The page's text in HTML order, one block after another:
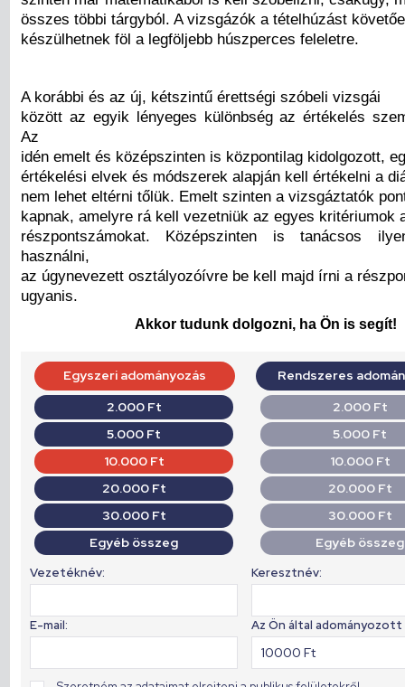
összes többi tárgyból. A vizsgázók a tételhúzást
készülhetnek föl a legföljebb húszperces feleletre.
A korábbi és az új, kétszintű érettségi szóbeli vizsgái
között az egyik lényeges különbség az értékelés
Az
idén emelt és középszinten is központilag kidolgozott,
értékelési elvek és módszerek alapján kell értékelni a
nem lehet eltérni tőlük. Emelt szinten a vizsgáztatók
kapnak, amelyre rá kell vezetniük az egyes kritériumok
részpontszámokat. Középszinten is tanácsos
használni,
az úgynevezett osztályozóívre be kell majd írni a
ugyanis.
Akkor tudunk dolgozni, ha Ön is segít!